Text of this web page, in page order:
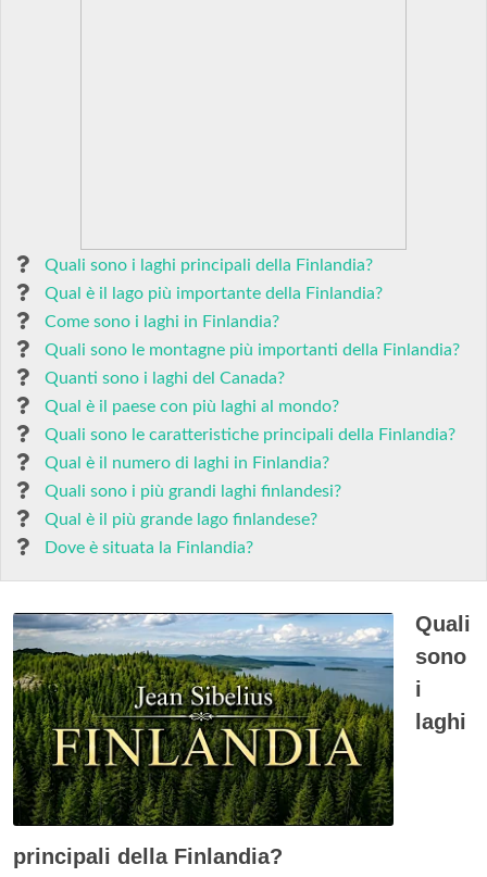
Quali sono i laghi principali della Finlandia?
Qual è il lago più importante della Finlandia?
Come sono i laghi in Finlandia?
Quali sono le montagne più importanti della Finlandia?
Quanti sono i laghi del Canada?
Qual è il paese con più laghi al mondo?
Quali sono le caratteristiche principali della Finlandia?
Qual è il numero di laghi in Finlandia?
Quali sono i più grandi laghi finlandesi?
Qual è il più grande lago finlandese?
Dove è situata la Finlandia?
Quali
sono
i
laghi
principali della Finlandia?